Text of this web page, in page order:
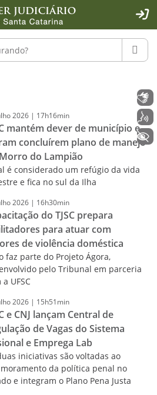
- Rybená
- Poder
2026 | 17h16min
mantém dever de município e
concluírem plano de manejo
do Lampião
é considerado um refúgio da vida
e fica no sul da Ilha
2026 | 16h30min
do TJSC prepara
para atuar com
de violência doméstica
faz parte do Projeto Ágora,
pelo Tribunal em parceria
UFSC
2026 | 15h51min
e CNJ lançam Central de
de Vagas do Sistema
e Emprega Lab
iniciativas são voltadas ao
da política penal no
e integram o Plano Pena Justa
+ Acessibilidade